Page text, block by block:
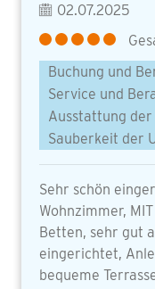
02.07.2025
Buchung und
Service und
Ausstattung
Sauberkeit der
Sehr schön
Wohnzimmer,
Betten, sehr gut
eingerichtet,
bequeme